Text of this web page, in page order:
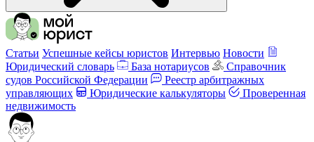
Статьи Успешные кейсы юристов Интервью Новости
Юридический словарь
База нотариусов
Справочник
судов Российской Федерации
Реестр арбитражных
управляющих
Юридические калькуляторы
Проверенная
недвижимость